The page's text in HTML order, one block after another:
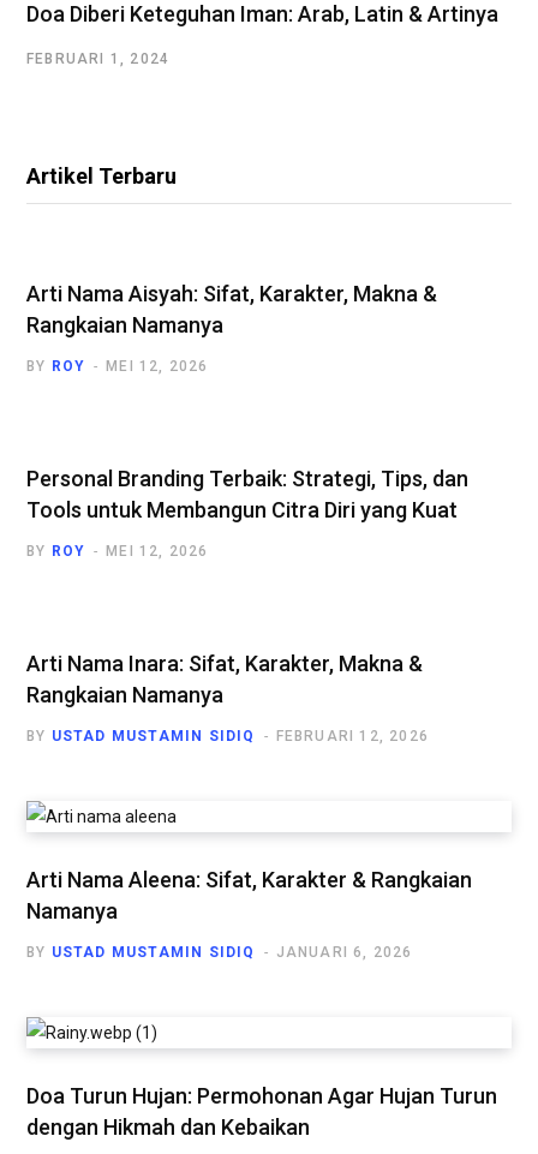
Doa Diberi Keteguhan Iman: Arab, Latin & Artinya
FEBRUARI 1, 2024
Artikel Terbaru
Arti Nama Aisyah: Sifat, Karakter, Makna &
Rangkaian Namanya
BY ROY MEI 12, 2026
Personal Branding Terbaik: Strategi, Tips, dan
Tools untuk Membangun Citra Diri yang Kuat
BY ROY MEI 12, 2026
Arti Nama Inara: Sifat, Karakter, Makna &
Rangkaian Namanya
BY USTAD MUSTAMIN SIDIQ FEBRUARI 12, 2026
Arti Nama Aleena: Sifat, Karakter & Rangkaian
Namanya
BY USTAD MUSTAMIN SIDIQ JANUARI 6, 2026
Doa Turun Hujan: Permohonan Agar Hujan Turun
dengan Hikmah dan Kebaikan